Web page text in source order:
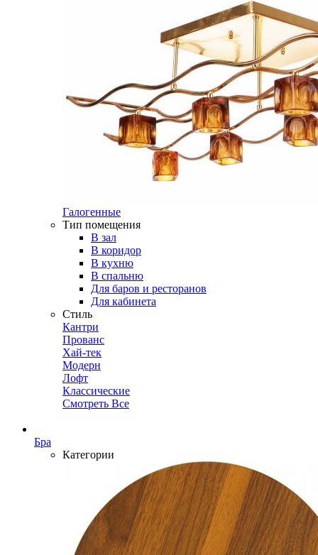
Галогенные
Тип помещения
В зал
В коридор
В кухню
В спальню
Для баров и ресторанов
Для кабинета
Стиль
Кантри
Прованс
Хай-тек
Модерн
Лофт
Классические
Смотреть Все
Бра
Категории